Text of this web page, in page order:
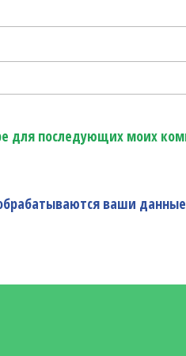
для последующих моих
ваши данные